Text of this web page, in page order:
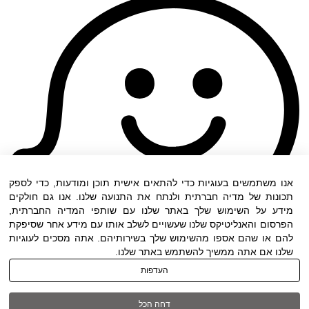
תנאי שימוש|הצהרת נגישות| כל הזכויות שמורות
אנו משתמשים בעוגיות כדי להתאים אישית תוכן ומודעות, כדי לספק
תכונות של מדיה חברתית ולנתח את התנועה שלנו. אנו גם חולקים
מידע על השימוש שלך באתר שלנו עם שותפי המדיה החברתית,
הפרסום והאנליטיקס שלנו שעשויים לשלב אותו עם מידע אחר שסיפקת
להם או שהם אספו מהשימוש שלך בשירותיהם. אתה מסכים לעוגיות
שלנו אם אתה ממשיך להשתמש באתר שלנו.
העדפות
דחה הכל